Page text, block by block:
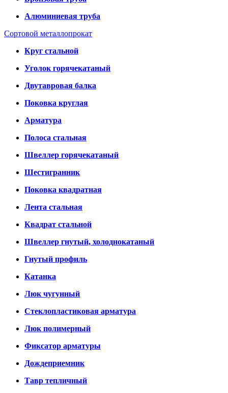
Алюминиевая труба
Сортовой металлопрокат
Круг стальной
Уголок горячекатаный
Двутавровая балка
Поковка круглая
Арматура
Полоса стальная
Швеллер горячекатаный
Шестигранник
Поковка квадратная
Лента стальная
Квадрат стальной
Швеллер гнутый, холоднокатаный
Гнутый профиль
Катанка
Люк чугунный
Стеклопластиковая арматура
Люк полимерный
Фиксатор арматуры
Дождеприемник
Тавр тепличный